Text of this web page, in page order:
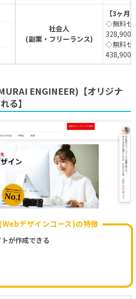
社会人
(副業・フリーランス)
【3ヶ月
◇無料セ
328,900
◇無料セ
438,900
ENGINEER)【オリジナ
る】
デザインコース)の特徴
が作成できる